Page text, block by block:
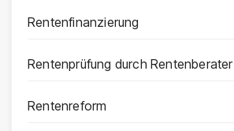
Rentenfinanzierung
Rentenprüfung durch Rentenberater
Rentenreform